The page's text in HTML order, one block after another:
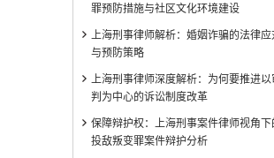
罪预防措施与社区文化环境建设
上海刑事律师解析：婚姻诈骗的法律应
与预防策略
上海刑事律师深度解析：为何要推进以
判为中心的诉讼制度改革
保障辩护权：上海刑事案件律师视角下
投敌叛变罪案件辩护分析